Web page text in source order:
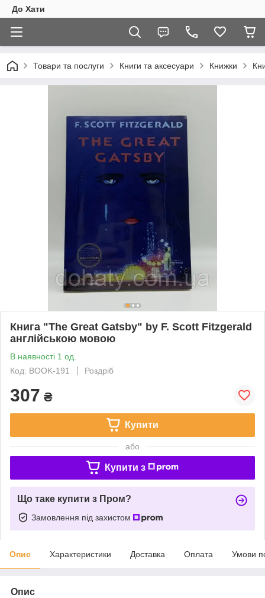
До Хати
Товари та послуги Книги та аксесуари Книжки
Книга "The Great Gatsby" by F. Scott Fitzgerald
англійською мовою
В наявності 1 од.
Код: BOOK-191
Роздріб
307 ₴
Купити
або
Купити з
Що таке купити з Пром?
Замовлення під захистом
Опис Характеристики Доставка Оплата Умови
Опис